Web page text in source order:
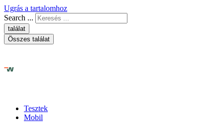
Ugrás a tartalomhoz
Search ...
találat
Összes találat
Tesztek
Mobil